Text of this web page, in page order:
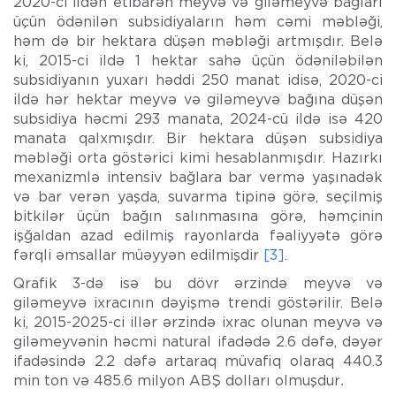
üçün ödənilən subsidiyaların həm cəmi məbləği,
həm də bir hektara düşən məbləği artmışdır. Belə
ki, 2015-ci ildə 1 hektar sahə üçün ödəniləbilən
subsidiyanın yuxarı həddi 250 manat idisə, 2020-ci
ildə hər hektar meyvə və giləmeyvə bağına düşən
subsidiya həcmi 293 manata, 2024-cü ildə isə 420
manata qalxmışdır. Bir hektara düşən subsidiya
məbləği orta göstərici kimi hesablanmışdır. Hazırkı
mexanizmlə intensiv bağlara bar vermə yaşınadək
və bar verən yaşda, suvarma tipinə görə, seçilmiş
bitkilər üçün bağın salınmasına görə, həmçinin
işğaldan azad edilmiş rayonlarda fəaliyyətə görə
fərqli əmsallar müəyyən edilmişdir [3].
Qrafik 3-də isə bu dövr ərzində meyvə və
giləmeyvə ixracının dəyişmə trendi göstərilir. Belə
ki, 2015-2025-ci illər ərzində ixrac olunan meyvə və
giləmeyvənin həcmi natural ifadədə 2.6 dəfə, dəyər
ifadəsində 2.2 dəfə artaraq müvafiq olaraq 440.3
min ton və 485.6 milyon ABŞ dolları olmuşdur.